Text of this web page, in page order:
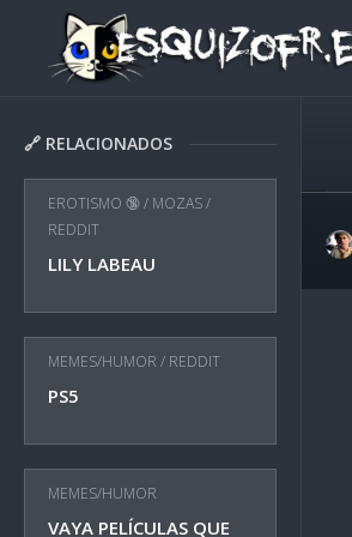
content
🔗 RELACIONADOS
EROTISMO 🔞/ MOZAS/
REDDIT
LILY LABEAU
MEMES/HUMOR / REDDIT
PS5
MEMES/HUMOR
VAYA PELÍCULAS QUE